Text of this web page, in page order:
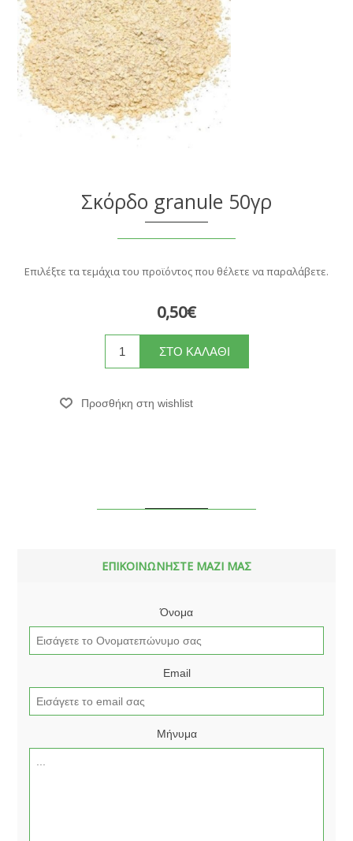
Σκόρδο granule 50γρ
Επιλέξτε τα τεμάχια του προϊόντος που θέλετε να παραλάβετε.
0,50€
ΕΠΙΚΟΙΝΩΝΗΣΤΕ ΜΑΖΙ ΜΑΣ
Όνομα
Email
Μήνυμα